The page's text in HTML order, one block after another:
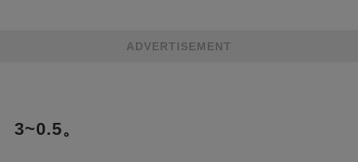
ADVERTISEMENT
3~0.5。